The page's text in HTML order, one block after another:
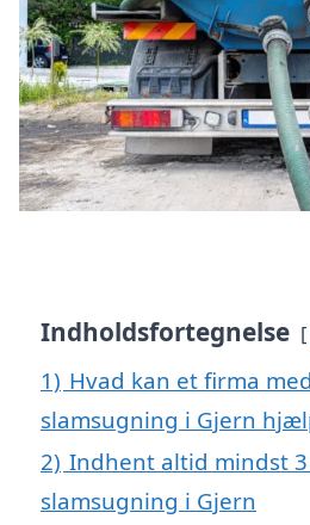
Indholdsfortegnelse
1) Hvad kan et firma
slamsugning i Gjern
2) Indhent altid mindst
slamsugning i Gjern